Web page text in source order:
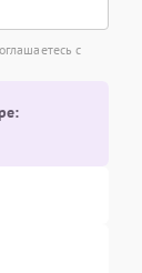
с